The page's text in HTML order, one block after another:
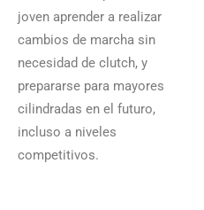
joven aprender a realizar
cambios de marcha sin
necesidad de clutch, y
prepararse para mayores
cilindradas en el futuro,
incluso a niveles
competitivos.